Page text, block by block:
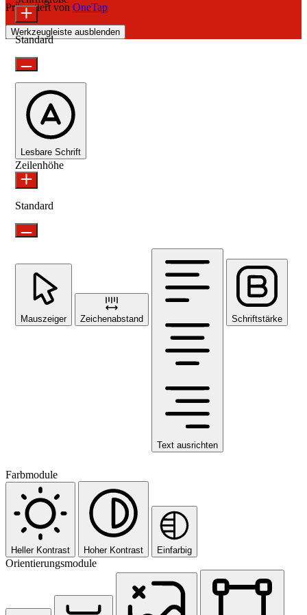
Präsentiert von OneTap
Werkzeugleiste ausblenden
Standard
Lesbare Schrift
Zeilenhöhe
Standard
Mauszeiger Zeichenabstand
Text ausrichten
Schriftstärke
Farbmodule
Heller Kontrast Hoher Kontrast Einfarbig
Orientierungsmodule